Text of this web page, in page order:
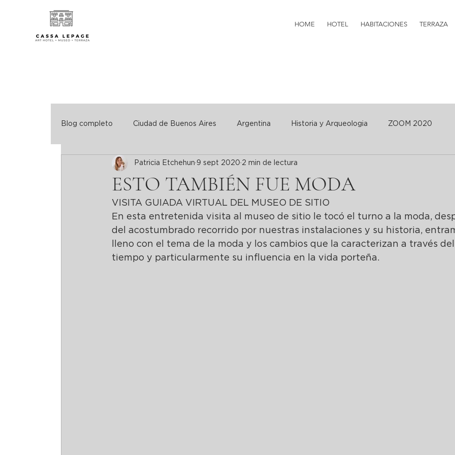
HOME HOTEL HABITACIONES TERRAZA
Blog completo Ciudad de Buenos Aires Argentina Historia y Arqueologia ZOOM 2020
Turismo Consciente. Hoteles verdes
ESTO TAMBIÉN FUE MODA
Patricia Etchehun 9 sept 2020 2 min de lectura
VISITA GUIADA VIRTUAL DEL MUSEO DE SITIO
En esta entretenida visita al museo de sitio le tocó el turno a la moda,
del acostumbrado recorrido por nuestras instalaciones y su historia,
lleno con el tema de la moda y los cambios que la caracterizan a través del
tiempo y particularmente su influencia en la vida porteña.